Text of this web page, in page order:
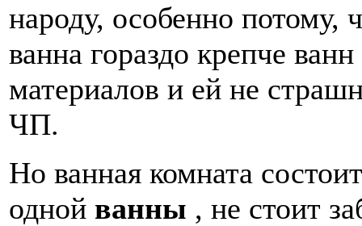
народу, особенно потому,
ванна гораздо крепче
материалов и ей не
ЧП.
Но ванная комната
одной ванны , не стоит